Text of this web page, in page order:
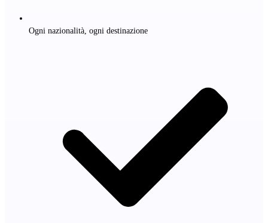
Ogni nazionalità, ogni destinazione